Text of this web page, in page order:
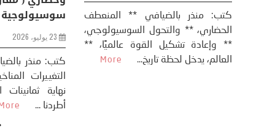
كتب: منذر
الحضاري، **
** وإعادة
العالم، يدخل
8 يوليو، 2026
تحليل – منذر بالضيافي عاد الرئيس
الأمريكي دونالد ترامب إلى قصف
ايران، وذلك ردا على ما اعتبره الرئيس